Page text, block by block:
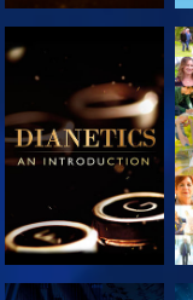
UTFORSK
SERIEN